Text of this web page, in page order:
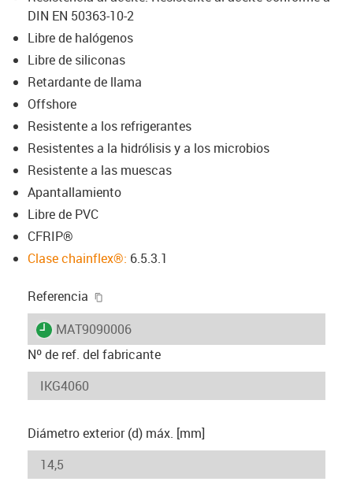
DIN EN 50363-10-2
Libre de halógenos
Libre de siliconas
Retardante de llama
Offshore
Resistente a los refrigerantes
Resistentes a la hidrólisis y a los microbios
Resistente a las muescas
Apantallamiento
Libre de PVC
CFRIP®
Clase chainflex®: 6.5.3.1
Referencia
igus-icon-lieferzeit
MAT9090006
Nº de ref. del fabricante
Diámetro exterior (d) máx. [mm]